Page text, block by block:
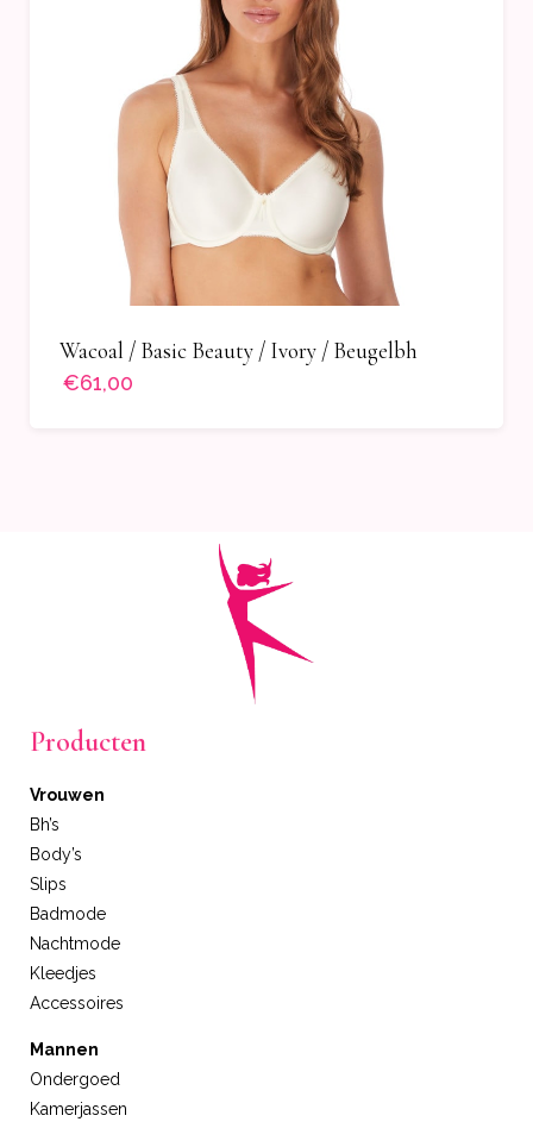
Wacoal / Basic Beauty / Ivory / Beugelbh
€61,00
Producten
Vrouwen
Bh’s
Body’s
Slips
Badmode
Nachtmode
Kleedjes
Accessoires
Mannen
Ondergoed
Kamerjassen